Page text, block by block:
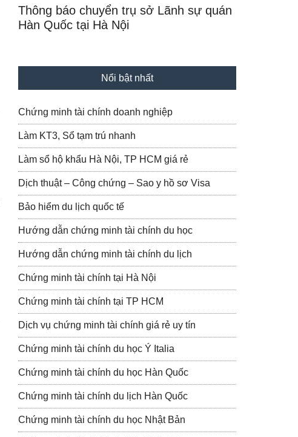
Thông báo chuyển trụ sở Lãnh sự quán
Hàn Quốc tại Hà Nội
Nổi bật nhất
Chứng minh tài chính doanh nghiệp
Làm KT3, Sổ tạm trú nhanh
Làm sổ hộ khẩu Hà Nội, TP HCM giá rẻ
Dịch thuật – Công chứng – Sao y hồ sơ Visa
Bảo hiểm du lịch quốc tế
Hướng dẫn chứng minh tài chính du học
Hướng dẫn chứng minh tài chính du lịch
Chứng minh tài chính tại Hà Nội
Chứng minh tài chính tại TP HCM
Dịch vụ chứng minh tài chính giá rẻ uy tín
Chứng minh tài chính du học Ý Italia
Chứng minh tài chính du học Hàn Quốc
Chứng minh tài chính du lịch Hàn Quốc
Chứng minh tài chính du học Nhật Bản